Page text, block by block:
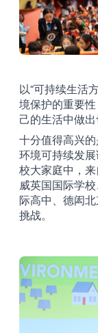
以“可持续生活
境保护的重要
己的生活中做出
十分值得高兴
环境可持续发
校大家庭中，
威英国国际学
际高中、德闳
挑战。